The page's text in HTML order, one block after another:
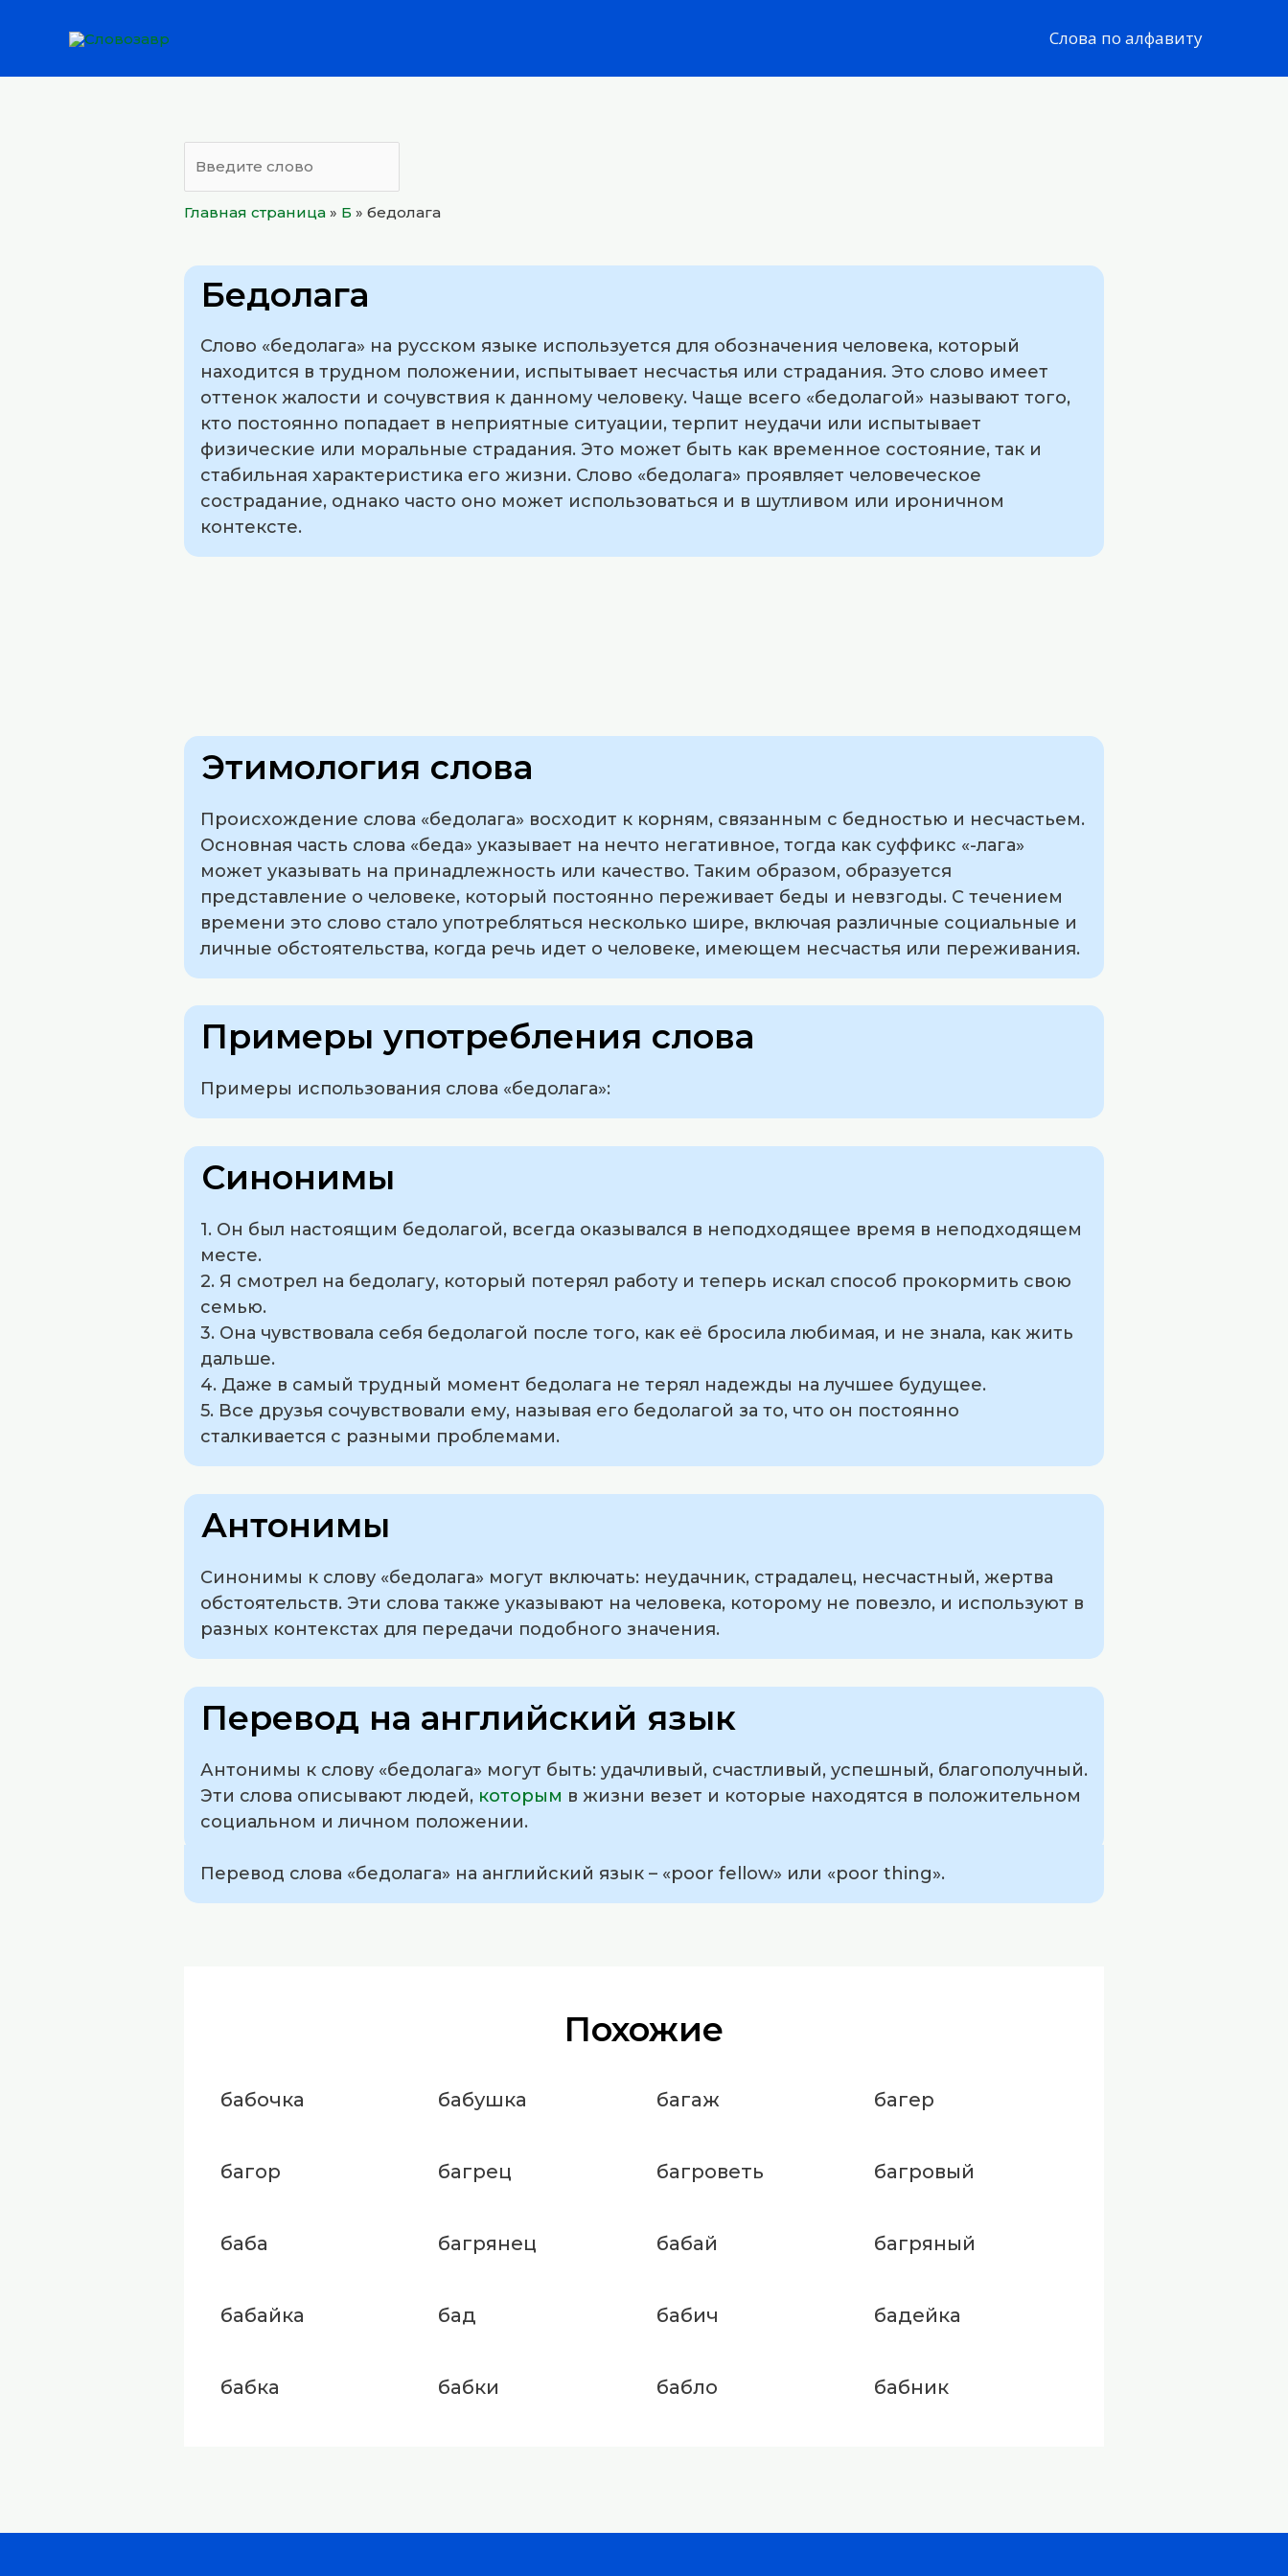
Слова по алфавиту
Главная страница » Б » бедолага
Бедолага
Слово «бедолага» на русском языке используется для обозначения человека, который
находится в трудном положении, испытывает несчастья или страдания. Это слово имеет
оттенок жалости и сочувствия к данному человеку. Чаще всего «бедолагой» называют того,
кто постоянно попадает в неприятные ситуации, терпит неудачи или испытывает
физические или моральные страдания. Это может быть как временное состояние, так и
стабильная характеристика его жизни. Слово «бедолага» проявляет человеческое
сострадание, однако часто оно может использоваться и в шутливом или ироничном
контексте.
Этимология слова
Происхождение слова «бедолага» восходит к корням, связанным с бедностью и несчастьем.
Основная часть слова «беда» указывает на нечто негативное, тогда как суффикс «-лага»
может указывать на принадлежность или качество. Таким образом, образуется
представление о человеке, который постоянно переживает беды и невзгоды. С течением
времени это слово стало употребляться несколько шире, включая различные социальные и
личные обстоятельства, когда речь идет о человеке, имеющем несчастья или переживания.
Примеры употребления слова
Примеры использования слова «бедолага»:
Синонимы
1. Он был настоящим бедолагой, всегда оказывался в неподходящее время в неподходящем
месте.
2. Я смотрел на бедолагу, который потерял работу и теперь искал способ прокормить свою
семью.
3. Она чувствовала себя бедолагой после того, как её бросила любимая, и не знала, как жить
дальше.
4. Даже в самый трудный момент бедолага не терял надежды на лучшее будущее.
5. Все друзья сочувствовали ему, называя его бедолагой за то, что он постоянно
сталкивается с разными проблемами.
Антонимы
Синонимы к слову «бедолага» могут включать: неудачник, страдалец, несчастный, жертва
обстоятельств. Эти слова также указывают на человека, которому не повезло, и используют в
разных контекстах для передачи подобного значения.
Перевод на английский язык
Антонимы к слову «бедолага» могут быть: удачливый, счастливый, успешный, благополучный.
Эти слова описывают людей, которым в жизни везет и которые находятся в положительном
социальном и личном положении.
Перевод слова «бедолага» на английский язык – «poor fellow» или «poor thing».
Похожие
бабочка бабушка багаж багер
багор багрец багроветь багровый
баба багрянец бабай багряный
бабайка бад бабич бадейка
бабка бабки бабло бабник